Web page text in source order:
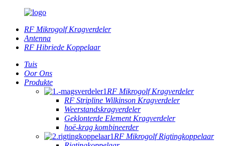
RF Mikrogolf Kragverdeler
Antenna
RF Hibriede Koppelaar
Tuis
Oor Ons
Produkte
RF Mikrogolf Kragverdeler
RF Stripline Wilkinson Kragverdeler
Weerstandskragverdeler
Geklonterde Element Kragverdeler
hoë-krag kombineerder
RF Mikrogolf Rigtingkoppelaar